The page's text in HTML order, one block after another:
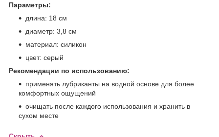
Параметры:
длина: 18 см
диаметр: 3,8 см
материал: силикон
цвет: серый
Рекомендации по использованию:
применять лубриканты на водной основе для более
комфортных ощущений
очищать после каждого использования и хранить в
сухом месте